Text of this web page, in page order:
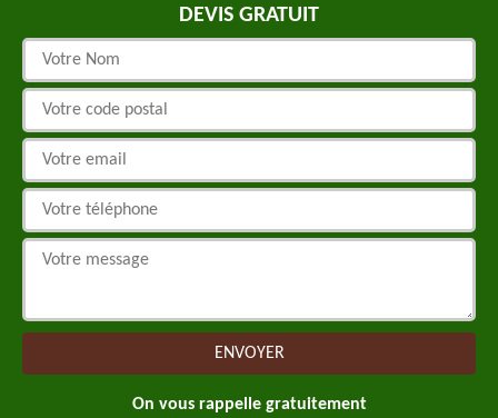
DEVIS GRATUIT
On vous rappelle gratuitement